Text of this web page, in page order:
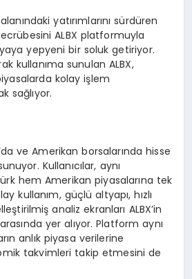
yatırımlarını sürdüren
tecrübesini ALBX platformuyla
yepyeni bir soluk getiriyor.
kullanıma sunulan ALBX,
kolay işlem
sağlıyor.
ve Amerikan borsalarında hisse
Kullanıcılar, aynı
hem Amerikan piyasalarına tek
kullanım, güçlü altyapı, hızlı
analiz ekranları ALBX’in
yer alıyor. Platform aynı
anlık piyasa verilerine
takvimleri takip etmesini de